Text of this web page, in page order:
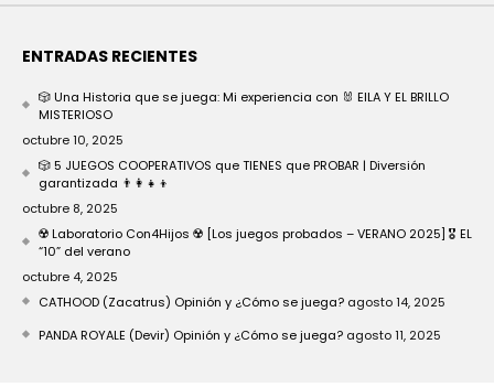
ENTRADAS RECIENTES
🎲 Una Historia que se juega: Mi experiencia con 🐰 EILA Y EL BRILLO
MISTERIOSO
octubre 10, 2025
🎲 5 JUEGOS COOPERATIVOS que TIENES que PROBAR | Diversión
garantizada 👨‍👩‍👧‍👦
octubre 8, 2025
☢️ Laboratorio Con4Hijos ☢️ [Los juegos probados – VERANO 2025] 🎖️ EL
“10” del verano
octubre 4, 2025
CATHOOD (Zacatrus) Opinión y ¿Cómo se juega? agosto 14, 2025
PANDA ROYALE (Devir) Opinión y ¿Cómo se juega? agosto 11, 2025